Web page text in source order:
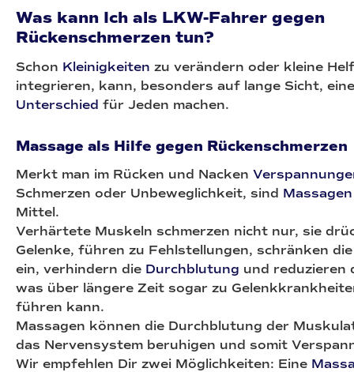
Was kann Ich als LKW-Fahrer gegen
Rückenschmerzen tun?
Schon Kleinigkeiten zu verändern oder kleine
integrieren, kann, besonders auf lange Sicht,
Unterschied für Jeden machen.
Massage als Hilfe gegen Rückenschmerzen
Merkt man im Rücken und Nacken
Schmerzen oder Unbeweglichkeit, sind Massagen
Mittel.
Verhärtete Muskeln schmerzen nicht nur, sie
Gelenke, führen zu Fehlstellungen, schränken
ein, verhindern die Durchblutung und reduzieren
was über längere Zeit sogar zu
führen kann.
Massagen können die Durchblutung der
das Nervensystem beruhigen und somit
Wir empfehlen Dir zwei Möglichkeiten: Eine